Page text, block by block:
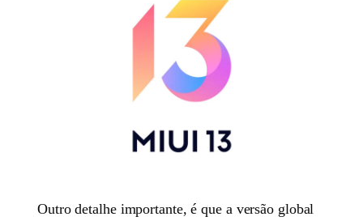
Outro detalhe importante, é que a versão global